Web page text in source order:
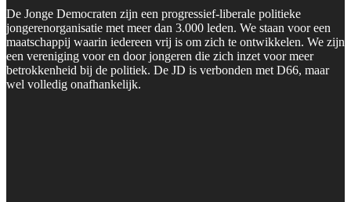
De Jonge Democraten zijn een progressief-liberale politieke
jongerenorganisatie met meer dan 3.000 leden. We staan voor een
maatschappij waarin iedereen vrij is om zich te ontwikkelen. We zijn
een vereniging voor en door jongeren die zich inzet voor meer
betrokkenheid bij de politiek. De JD is verbonden met D66, maar
wel volledig onafhankelijk.